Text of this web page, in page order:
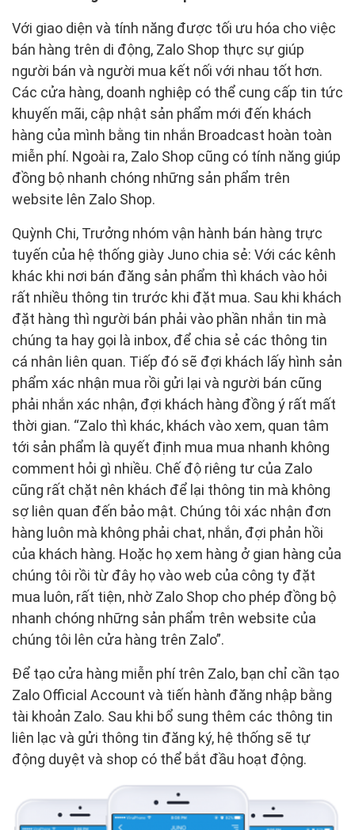
Với giao diện và tính năng được tối ưu hóa cho việc
bán hàng trên di động, Zalo Shop thực sự giúp
người bán và người mua kết nối với nhau tốt hơn.
Các cửa hàng, doanh nghiệp có thể cung cấp tin tức
khuyến mãi, cập nhật sản phẩm mới đến khách
hàng của mình bằng tin nhắn Broadcast hoàn toàn
miễn phí. Ngoài ra, Zalo Shop cũng có tính năng giúp
đồng bộ nhanh chóng những sản phẩm trên
website lên Zalo Shop.
Quỳnh Chi, Trưởng nhóm vận hành bán hàng trực
tuyến của hệ thống giày Juno chia sẻ: Với các kênh
khác khi nơi bán đăng sản phẩm thì khách vào hỏi
rất nhiều thông tin trước khi đặt mua. Sau khi khách
đặt hàng thì người bán phải vào phần nhắn tin mà
chúng ta hay gọi là inbox, để chia sẻ các thông tin
cá nhân liên quan. Tiếp đó sẽ đợi khách lấy hình sản
phẩm xác nhận mua rồi gửi lại và người bán cũng
phải nhắn xác nhận, đợi khách hàng đồng ý rất mất
thời gian. “Zalo thì khác, khách vào xem, quan tâm
tới sản phẩm là quyết định mua mua nhanh không
comment hỏi gì nhiều. Chế độ riêng tư của Zalo
cũng rất chặt nên khách để lại thông tin mà không
sợ liên quan đến bảo mật. Chúng tôi xác nhận đơn
hàng luôn mà không phải chat, nhắn, đợi phản hồi
của khách hàng. Hoặc họ xem hàng ở gian hàng của
chúng tôi rồi từ đây họ vào web của công ty đặt
mua luôn, rất tiện, nhờ Zalo Shop cho phép đồng bộ
nhanh chóng những sản phẩm trên website của
chúng tôi lên cửa hàng trên Zalo”.
Để tạo cửa hàng miễn phí trên Zalo, bạn chỉ cần tạo
Zalo Official Account và tiến hành đăng nhập bằng
tài khoản Zalo. Sau khi bổ sung thêm các thông tin
liên lạc và gửi thông tin đăng ký, hệ thống sẽ tự
động duyệt và shop có thể bắt đầu hoạt động.